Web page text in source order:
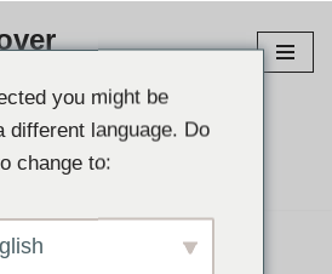
kumppanisi👉
you might be
different language. Do
change to: